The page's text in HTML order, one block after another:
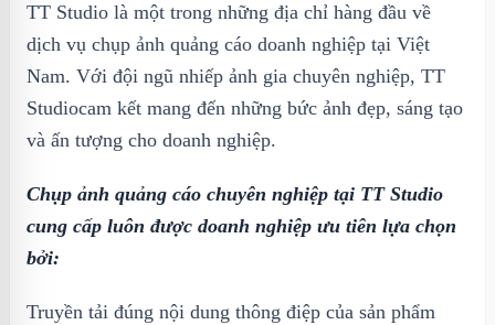
TT Studio là một trong những địa chỉ hàng đầu về
dịch vụ chụp ảnh quảng cáo doanh nghiệp tại Việt
Nam. Với đội ngũ nhiếp ảnh gia chuyên nghiệp, TT
Studiocam kết mang đến những bức ảnh đẹp, sáng tạo
và ấn tượng cho doanh nghiệp.
Chụp ảnh quảng cáo chuyên nghiệp tại TT Studio
cung cấp luôn được doanh nghiệp ưu tiên lựa chọn
bởi:
Truyền tải đúng nội dung thông điệp của sản phẩm